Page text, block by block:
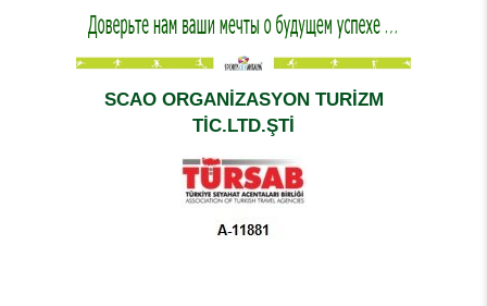
SCAO ORGANİZASYON TURİZM
TİC.LTD.ŞTİ